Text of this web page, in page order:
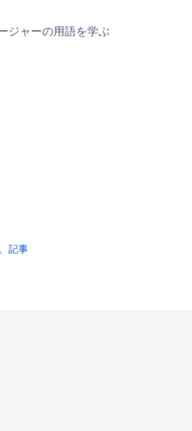
ジャーの用語を学ぶ
記事